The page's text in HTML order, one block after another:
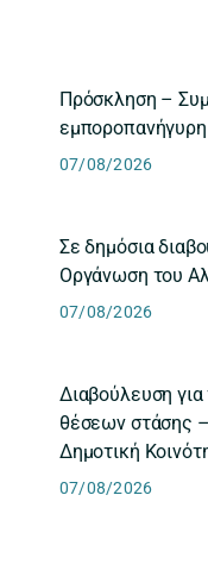
Πρόσκληση –
07/08/2026
Σε δημόσια
Οργάνωση του
07/08/2026
Διαβούλευση
θέσεων στάσης
Δημοτική
07/08/2026